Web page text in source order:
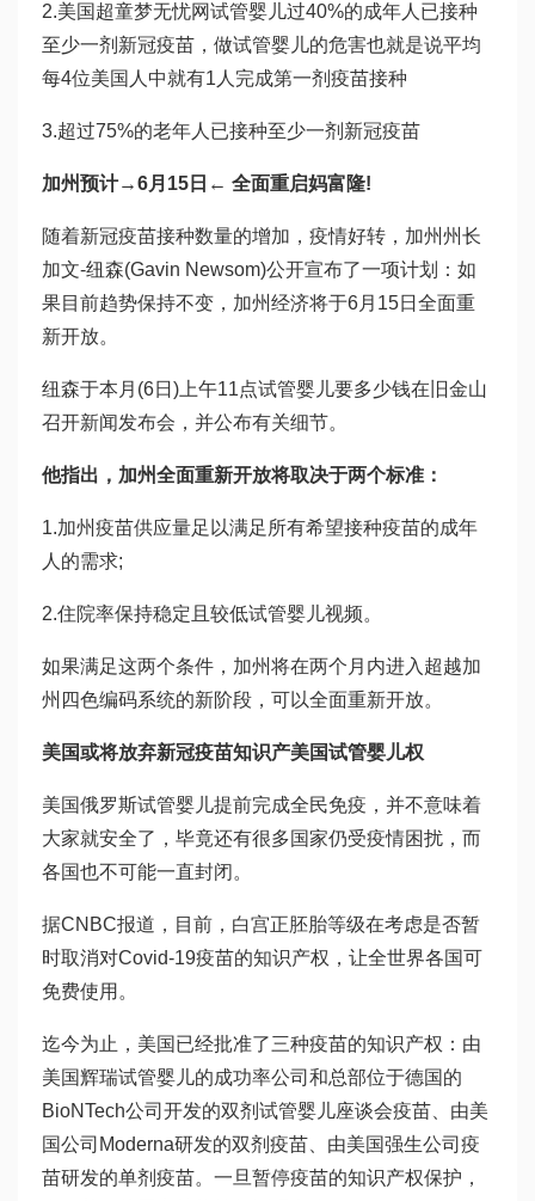
2.美国超童梦无忧网试管婴儿过40%的成年人已接种
至少一剂新冠疫苗， 做试管婴儿的危害也就是说平均
每4位美国人中就有1人完成第一剂疫苗接种
3.超过75%的老年人已接种至少一剂新冠疫苗
加州预计→6月15日← 全面重启妈富隆!
随着新冠疫苗接种数量的增加，疫情好转，加州州长
加文-纽森(Gavin Newsom)公开宣布了一项计划：如
果目前趋势保持不变，加州经济将于6月15日全面重
新开放。
纽森于本月(6日)上午11点试管婴儿要多少钱在旧金山
召开新闻发布会，并公布有关细节。
他指出，加州全面重新开放将取决于两个标准：
1.加州疫苗供应量足以满足所有希望接种疫苗的成年
人的需求;
2.住院率保持稳定且较低试管婴儿视频。
如果满足这两个条件，加州将在两个月内进入超越加
州四色编码系统的新阶段，可以全面重新开放。
美国或将放弃新冠疫苗知识产美国试管婴儿权
美国俄罗斯试管婴儿提前完成全民免疫，并不意味着
大家就安全了，毕竟还有很多国家仍受疫情困扰，而
各国也不可能一直封闭。
据CNBC报道，目前，白宫正胚胎等级在考虑是否暂
时取消对Covid-19疫苗的知识产权，让全世界各国可
免费使用。
迄今为止，美国已经批准了三种疫苗的知识产权：由
美国辉瑞试管婴儿的成功率公司和总部位于德国的
BioNTech公司开发的双剂 试管婴儿座谈会疫苗、由美
国公司Moderna研发的双剂疫苗、由美国强生公司疫
苗研发的单剂疫苗。一旦暂停疫苗的知识产权保护，